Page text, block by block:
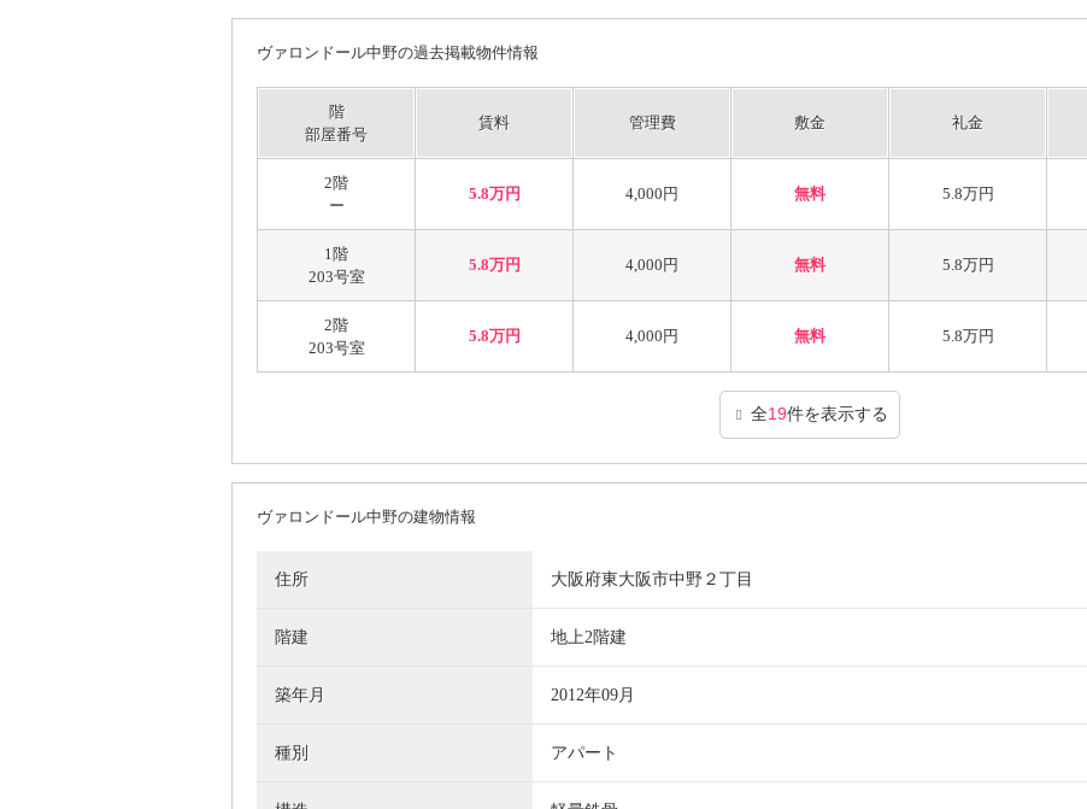
ヴァロンドール中野の過去掲載物件情報
階
部屋番号
賃料 管理費 敷金 礼金
2階
ー
5.8万円 4,000円 無料 5.8万円
1階
203号室
5.8万円 4,000円 無料 5.8万円
2階
203号室
5.8万円 4,000円 無料 5.8万円
全19件を表示する
ヴァロンドール中野の建物情報
住所 大阪府東大阪市中野２丁目
階建 地上2階建
築年月 2012年09月
種別 アパート